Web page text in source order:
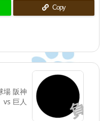
Copy
場 阪神
vs 巨人